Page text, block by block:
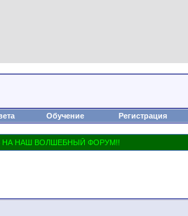
Обучение Регистрация